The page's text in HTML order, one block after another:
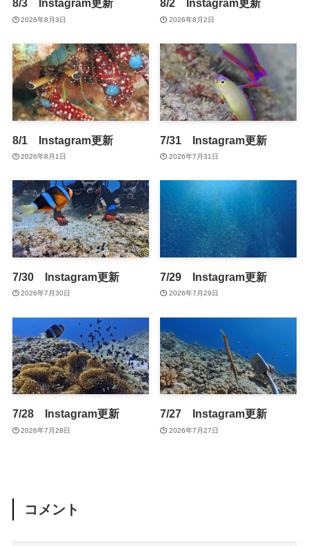
8/3 Instagram更新
2026年8月3日
8/2 Instagram更新
2026年8月2日
8/1 Instagram更新
2026年8月1日
7/31 Instagram更新
2026年7月31日
7/30 Instagram更新
2026年7月30日
7/29 Instagram更新
2026年7月29日
7/28 Instagram更新
2026年7月28日
7/27 Instagram更新
2026年7月27日
コメント